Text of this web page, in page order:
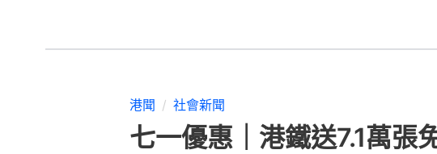
港聞 社會新聞
七一優惠｜港鐵送7.1萬